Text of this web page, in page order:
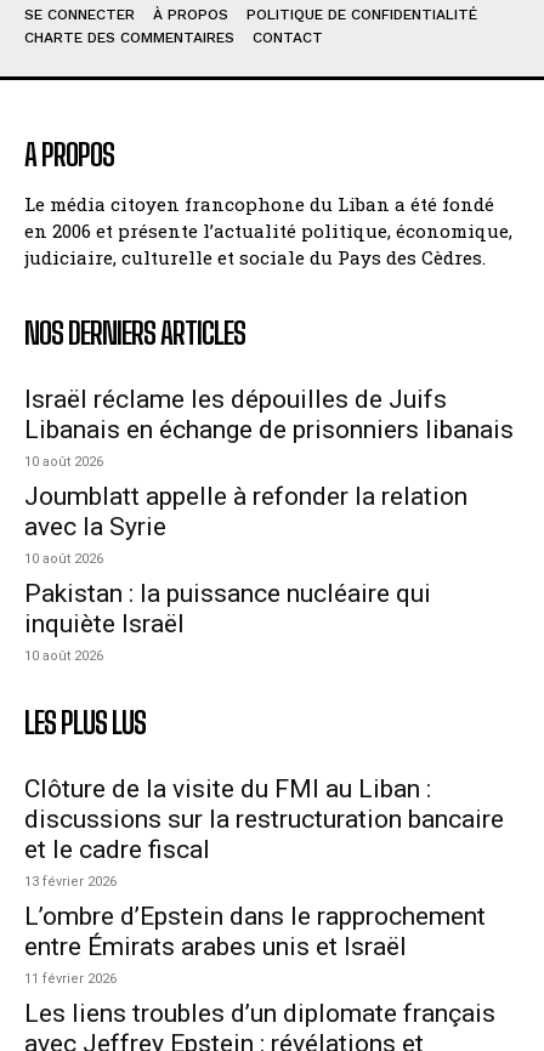
SE CONNECTER À PROPOS
POLITIQUE DE CONFIDENTIALITÉ
CHARTE DES COMMENTAIRES
CONTACT
A PROPOS
Le média citoyen francophone du Liban a été fondé
en 2006 et présente l’actualité politique, économique,
judiciaire, culturelle et sociale du Pays des Cèdres.
NOS DERNIERS ARTICLES
Israël réclame les dépouilles de Juifs
Libanais en échange de prisonniers libanais
10 août 2026
Joumblatt appelle à refonder la relation
avec la Syrie
10 août 2026
Pakistan : la puissance nucléaire qui
inquiète Israël
10 août 2026
LES PLUS LUS
Clôture de la visite du FMI au Liban :
discussions sur la restructuration bancaire
et le cadre fiscal
13 février 2026
L’ombre d’Epstein dans le rapprochement
entre Émirats arabes unis et Israël
11 février 2026
Les liens troubles d’un diplomate français
avec Jeffrey Epstein : révélations et